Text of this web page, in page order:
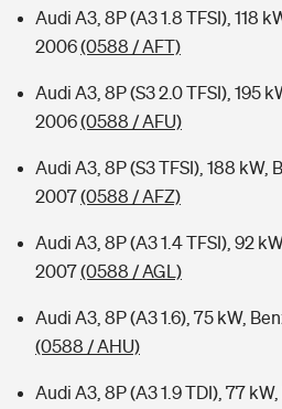
Audi A3, 8P (A3 1.8 TFSI), 118
2006(0588 / AFT)
Audi A3, 8P (S3 2.0 TFSI), 195
2006(0588 / AFU)
Audi A3, 8P (S3 TFSI), 188 kW,
2007(0588 / AFZ)
Audi A3, 8P (A3 1.4 TFSI), 92
2007(0588 / AGL)
Audi A3, 8P (A3 1.6), 75 kW,
(0588 / AHU)
Audi A3, 8P (A3 1.9 TDI), 77